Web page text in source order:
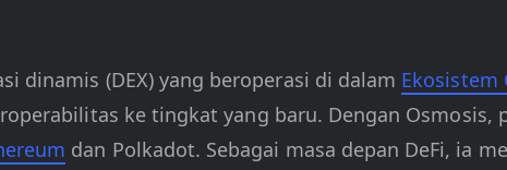
dinamis (DEX) yang beroperasi di dalam Ekosistem
ke tingkat yang baru. Dengan Osmosis,
dan Polkadot. Sebagai masa depan DeFi, ia